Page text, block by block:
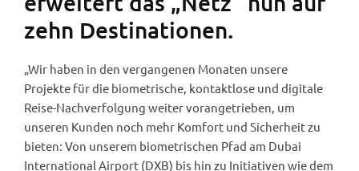
zehn Destinationen.
„Wir haben in den vergangenen Monaten unsere
Projekte für die biometrische, kontaktlose und digitale
Reise-Nachverfolgung weiter vorangetrieben, um
unseren Kunden noch mehr Komfort und Sicherheit zu
bieten: Von unserem biometrischen Pfad am Dubai
International Airport (DXB) bis hin zu Initiativen wie dem